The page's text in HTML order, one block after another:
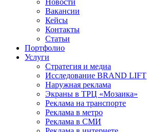
Вакансии
Кейсы
Контакты
Статьи
Портфолио
Услуги
Стратегия и медиа
Исследование BRAND LIFT
Наружная реклама
Экраны в ТРЦ «Мозаика»
Реклама на транспорте
Реклама в метро
Реклама в СМИ